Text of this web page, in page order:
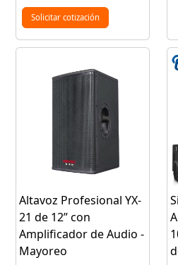
Solicitar cotización
Altavoz Profesional YX-
21 de 12” con
Amplificador de Audio -
Mayoreo